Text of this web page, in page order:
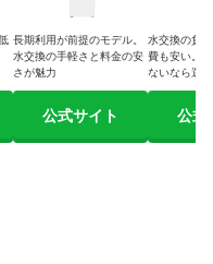
長期利用が前提のモデル。
水交換の手軽さと料金の安
さが魅力
公式サイト
水交換の負
費も安い。
ないなら選
公式